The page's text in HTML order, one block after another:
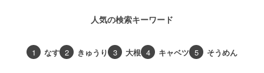
人気の検索キーワード
1 なす 2 きゅうり 3 大根 4 キャベツ 5 そうめん